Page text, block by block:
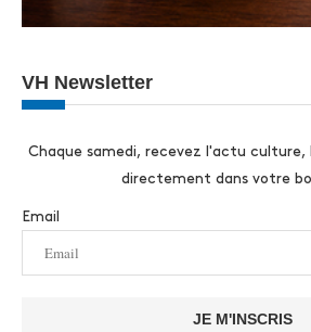
VH Newsletter
Chaque samedi, recevez l'actu
directement dans votre
Email
JE M'INSCRIS